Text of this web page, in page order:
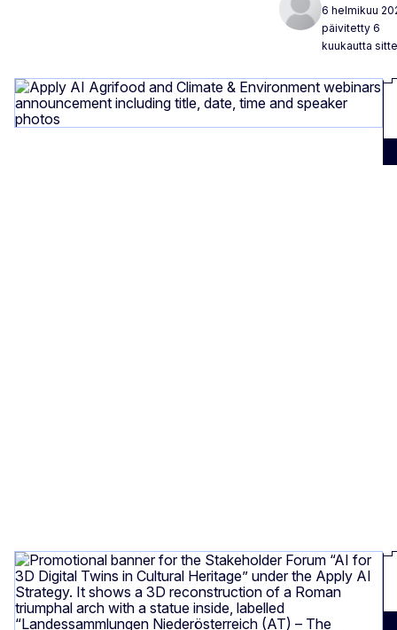
6 helmikuu
päivitetty 6
kuukautta